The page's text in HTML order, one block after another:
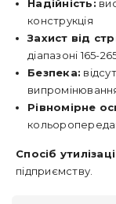
Надійність:
конструкція
Захист від
діапазоні 165-
Безпека:
Рівномірне
Спосіб
підприємству.